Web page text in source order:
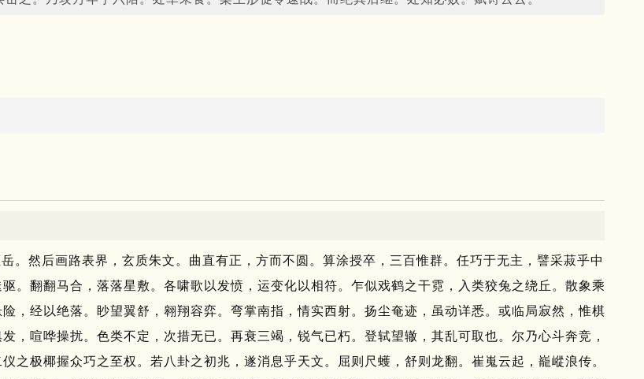
。 然后画路表界，玄质朱文。 曲直有正，方而不圆。 算涂授卒，三百惟群。 任巧于无主，譬采菽乎中
。 翻翻马合，落落星敷。 各啸歌以发愤，运变化以相符。 乍似戏鹤之干霓，入类狡兔之绕丘。 散象乘
，经以绝落。 眇望翼舒，翱翔容弈。 弯掌南指，情实西射。 扬尘奄迹，虽动详悉。 或临局寂然，惟棋
，喧哗操扰。 色类不定，次措无已。 再衰三竭，锐气已朽。 登轼望辙，其乱可取也。 尔乃心斗奔竞，
仪之极椰握众巧之至权。 若八卦之初兆，遂消息乎天文。 屈则尺蠖，舒则龙翻。 崔嵬云起，巃嵷浪传。